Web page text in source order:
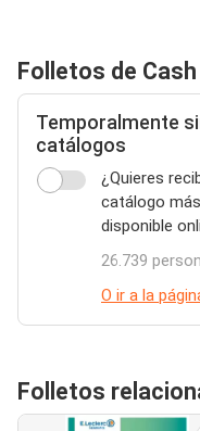
Folletos de Cash
Temporalmente
catálogos
¿Quieres
catálogo
disponible
26.739
O ir a la
Folletos